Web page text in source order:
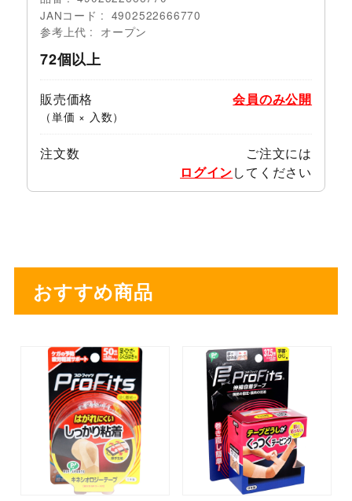
JANコード
4902522666770
参考上代
オープン
72個以上
販売価格
（単価 × 入数）
会員のみ公開
注文数
ご注文には
ログインしてください
おすすめ商品